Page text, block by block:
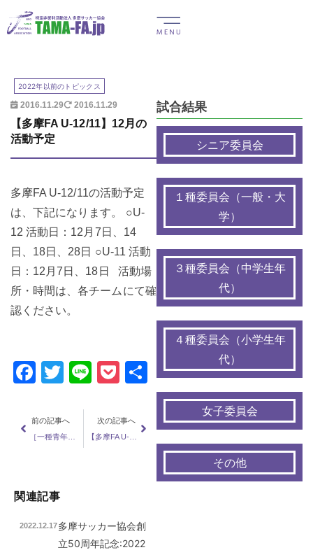
2022年以前のトピックス
2016.11.29 2016.11.29
【多摩FA U-12/11】12月の
活動予定
多摩FA U-12/11の活動予定
は、下記になります。 ○U-
12 活動日：12月7日、14
日、18日、28日 ○U-11 活動
日：12月7日、18日 活動場
所・時間は、各チームにて確
認ください。
Facebook
Twitter
LinePocket
共
有
前の記事へ 次の記事へ
関連記事
多摩サッカー協会創
立50周年記念:2022
2022.12.17
試合結果
シニア委員会
１種委員会（一般・大
学）
３種委員会（中学生年
代）
４種委員会（小学生年
代）
女子委員会
その他